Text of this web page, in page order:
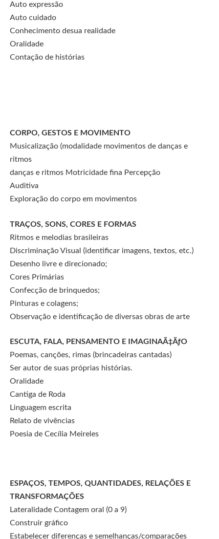
Auto expressão
Auto cuidado
Conhecimento desua realidade
Oralidade
Contação de histórias
CORPO, GESTOS E MOVIMENTO
Musicalização (modalidade movimentos de danças e
ritmos
danças e ritmos Motricidade fina Percepção
Auditiva
Exploração do corpo em movimentos
TRAÇOS, SONS, CORES E FORMAS
Ritmos e melodias brasileiras
Discriminação Visual (identificar imagens, textos, etc.)
Desenho livre e direcionado;
Cores Primárias
Confecção de brinquedos;
Pinturas e colagens;
Observação e identificação de diversas obras de arte
ESCUTA, FALA, PENSAMENTO E IMAGINAÃ‡ÃƒO
Poemas, canções, rimas (brincadeiras cantadas)
Ser autor de suas próprias histórias.
Oralidade
Cantiga de Roda
Linguagem escrita
Relato de vivências
Poesia de Cecília Meireles
ESPAÇOS, TEMPOS, QUANTIDADES, RELAÇÕES E
TRANSFORMAÇÕES
Lateralidade Contagem oral (0 a 9)
Construir gráfico
Estabelecer diferenças e semelhanças/comparações